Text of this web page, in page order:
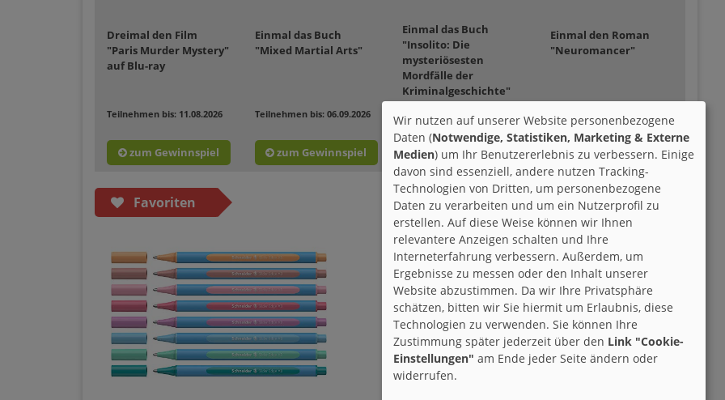
Dreimal den Film
"Paris Murder Mystery"
auf Blu-ray
Teilnehmen bis: 11.08.2026
zum Gewinnspiel
Einmal das Buch
"Mixed Martial Arts"
Teilnehmen bis: 06.09.2026
zum Gewinnspiel
Einmal das Buch
"Insolito: Die
mysteriösesten
Mordfälle der
Kriminalgeschichte"
Teilnehmen bis: 05.09.2026
zum Gewinnspiel
Einmal den Roman
"Neuromancer"
Teilnehmen bis: 04.09.2026
zum Gewinnspiel
Favoriten
Wir nutzen auf unserer Website personenbezogene
Daten (Notwendige, Statistiken, Marketing & Externe
Medien) um Ihr Benutzererlebnis zu verbessern. Einige
davon sind essenziell, andere nutzen Tracking-
Technologien von Dritten, um personenbezogene
Daten zu verarbeiten und um ein Nutzerprofil zu
erstellen. Auf diese Weise können wir Ihnen
relevantere Anzeigen schalten und Ihre
Interneterfahrung verbessern. Außerdem, um
Ergebnisse zu messen oder den Inhalt unserer
Website abzustimmen. Da wir Ihre Privatsphäre
schätzen, bitten wir Sie hiermit um Erlaubnis, diese
Technologien zu verwenden. Sie können Ihre
Zustimmung später jederzeit über den Link "Cookie-
Einstellungen" am Ende jeder Seite ändern oder
widerrufen.